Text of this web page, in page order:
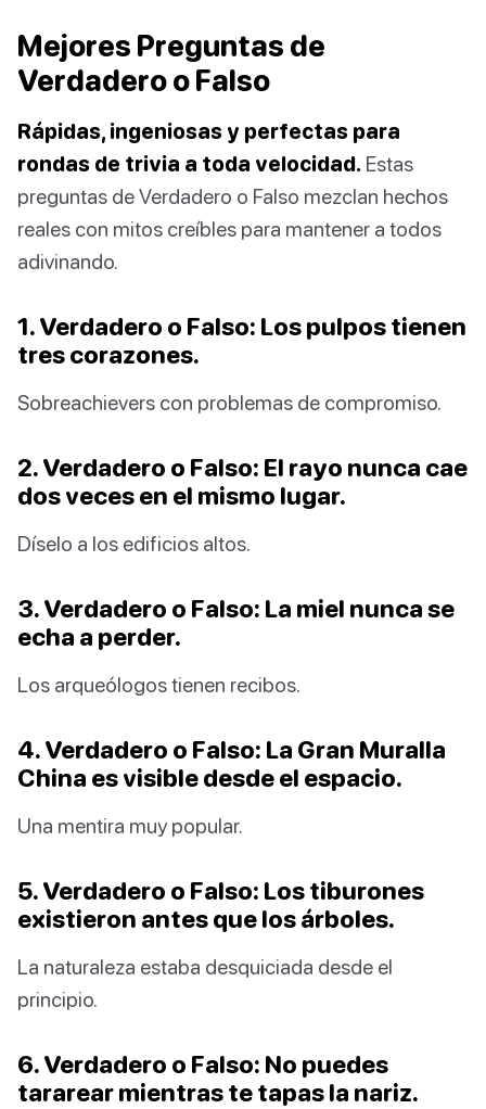
Mejores Preguntas de
Verdadero o Falso
Rápidas, ingeniosas y perfectas para
rondas de trivia a toda velocidad. Estas
preguntas de Verdadero o Falso mezclan hechos
reales con mitos creíbles para mantener a todos
adivinando.
1. Verdadero o Falso: Los pulpos tienen
tres corazones.
Sobreachievers con problemas de compromiso.
2. Verdadero o Falso: El rayo nunca cae
dos veces en el mismo lugar.
Díselo a los edificios altos.
3. Verdadero o Falso: La miel nunca se
echa a perder.
Los arqueólogos tienen recibos.
4. Verdadero o Falso: La Gran Muralla
China es visible desde el espacio.
Una mentira muy popular.
5. Verdadero o Falso: Los tiburones
existieron antes que los árboles.
La naturaleza estaba desquiciada desde el
principio.
6. Verdadero o Falso: No puedes
tararear mientras te tapas la nariz.